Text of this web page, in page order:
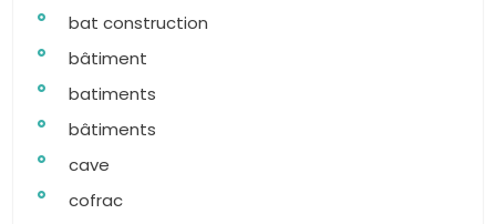
bat construction
bâtiment
batiments
bâtiments
cave
cofrac